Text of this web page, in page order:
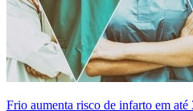
Frio aumenta risco de infarto em